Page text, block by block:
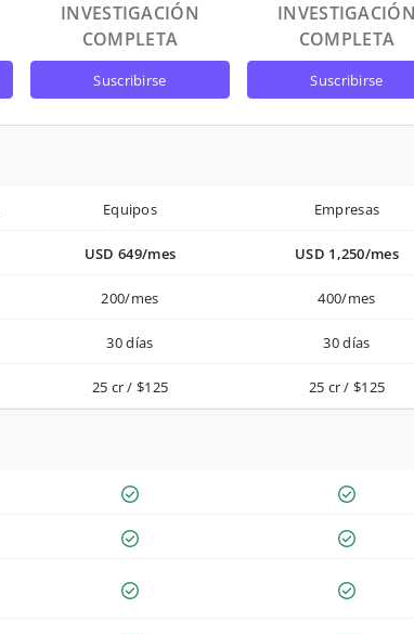
INVESTIGACIÓN
COMPLETA
suscribirse
COMPLETA
suscribirse
Equipos Empresas
USD 649/mes USD 1,250/mes
200/mes 400/mes
30 días 30 días
25 cr / $125 25 cr / $125